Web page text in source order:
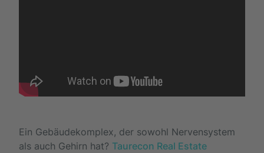
Ein Gebäudekomplex, der sowohl Nervensystem
als auch Gehirn hat? Taurecon Real Estate